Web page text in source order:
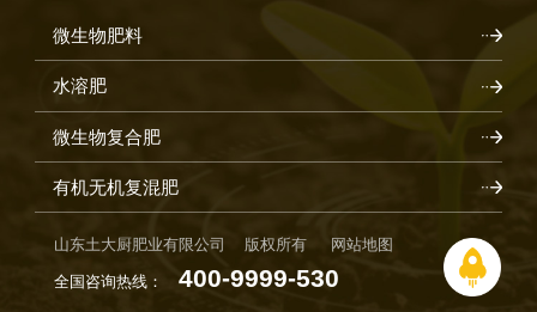
微生物肥料
水溶肥
微生物复合肥
有机无机复混肥
山东土大厨肥业有限公司 版权所有 网站地图
全国咨询热线： 400-9999-530